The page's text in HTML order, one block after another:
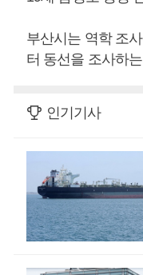
부산시는 역학 조
터 동선을 조사하
인기기사